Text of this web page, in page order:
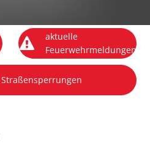
aktuelle
Feuerwehrmeldungen